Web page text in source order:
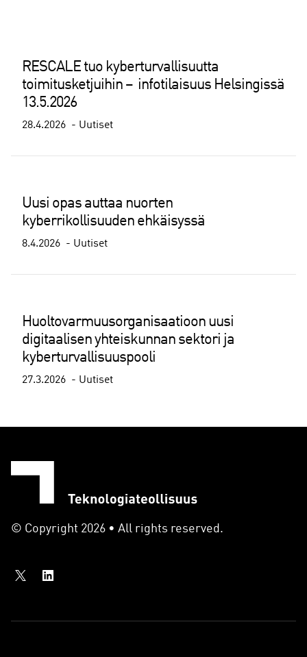
RESCALE tuo kyberturvallisuutta
toimitusketjuihin – infotilaisuus Helsingissä
13.5.2026
28.4.2026 Uutiset
Uusi opas auttaa nuorten
kyberrikollisuuden ehkäisyssä
8.4.2026 Uutiset
Huoltovarmuusorganisaatioon uusi
digitaalisen yhteiskunnan sektori ja
kyberturvallisuuspooli
27.3.2026 Uutiset
© Copyright 2026 • All rights reserved.